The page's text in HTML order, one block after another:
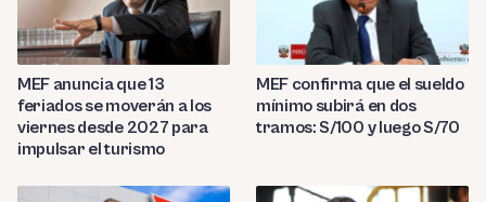
MEF anuncia que 13
feriados se moverán a los
viernes desde 2027 para
impulsar el turismo
MEF confirma que el sueldo
mínimo subirá en dos
tramos: S/100 y luego S/70